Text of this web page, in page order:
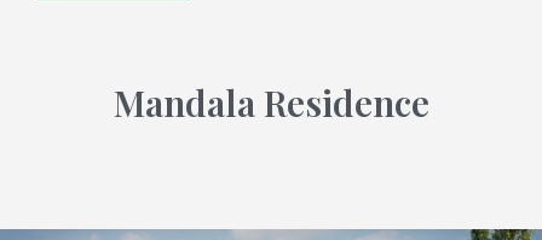
Mandala Residence